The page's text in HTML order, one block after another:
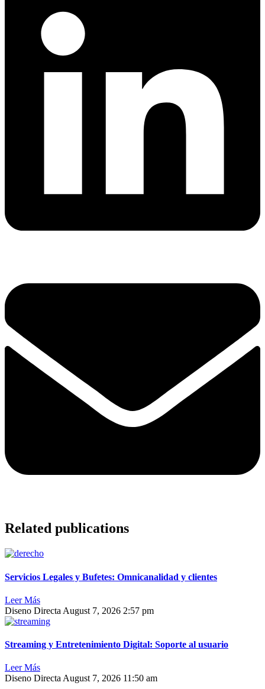
Related publications
Servicios Legales y Bufetes: Omnicanalidad y clientes
Leer Más
Diseno Directa August 7, 2026 2:57 pm
Streaming y Entretenimiento Digital: Soporte al usuario
Leer Más
Diseno Directa August 7, 2026 11:50 am